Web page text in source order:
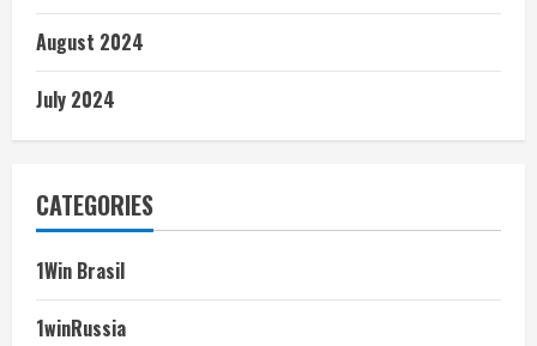
August 2024
July 2024
CATEGORIES
1Win Brasil
1winRussia